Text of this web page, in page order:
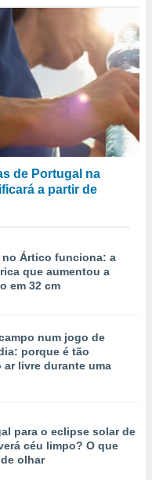
de Portugal na
a partir de
no Ártico funciona: a
que aumentou a
em 32 cm
num jogo de
porque é tão
ar livre durante uma
para o eclipse solar de
céu limpo? O que
olhar